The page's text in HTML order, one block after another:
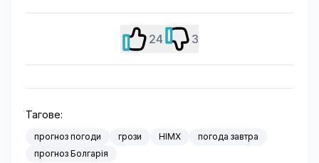
24 3
Тагове:
прогноз погоди грози НІМХ
погода завтра
прогноз Болгарія